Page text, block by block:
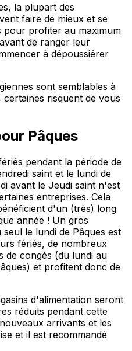
la plupart des
faire de mieux et se
pour profiter au maximum
de ranger leur
à dépoussiérer
sont semblables à
risquent de vous
Pâques
pendant la période de
saint et le lundi de
avant le Jeudi saint n'est
entreprises. Cela
d'un (très) long
année ! Un gros
le lundi de Pâques est
fériés, de nombreux
de congés (du lundi au
et profitent donc de
d'alimentation seront
réduits pendant cette
arrivants et les
et il est recommandé